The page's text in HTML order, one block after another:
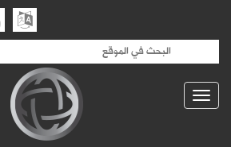
Toggle
navigation